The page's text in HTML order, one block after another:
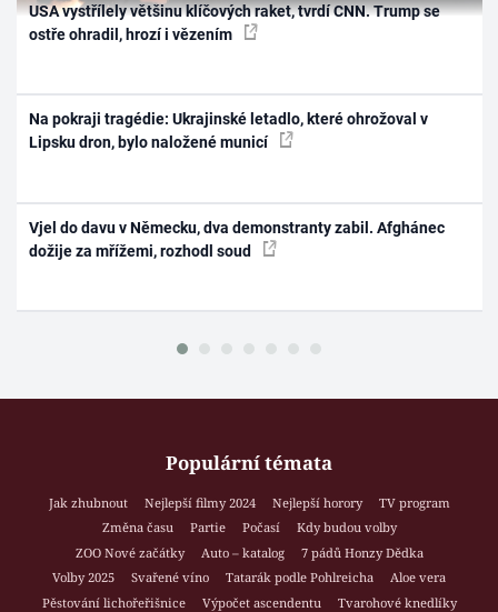
USA vystřílely většinu klíčových raket, tvrdí CNN. Trump se
ostře ohradil, hrozí i vězením
Na pokraji tragédie: Ukrajinské letadlo, které ohrožoval v
Lipsku dron, bylo naložené municí
Vjel do davu v Německu, dva demonstranty zabil. Afghánec
dožije za mřížemi, rozhodl soud
Populární témata
Jak zhubnout Nejlepší filmy 2024 Nejlepší horory
TV program
Změna času
Partie Počasí
Kdy budou volby
ZOO Nové začátky
Auto – katalog
7 pádů Honzy Dědka
Volby 2025
Svařené víno Tatarák podle Pohlreicha
Aloe vera
Pěstování lichořeřišnice
Výpočet ascendentu
Tvarohové knedlíky